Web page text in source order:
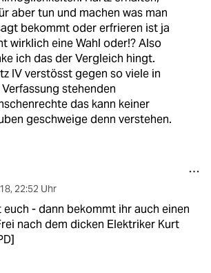
aber tun und machen was man
bekommt oder erfrieren ist ja
wirklich eine Wahl oder!? Also
ich das der Vergleich hingt.
IV verstösst gegen so viele in
stehenden
das kann keiner
geschweige denn verstehen.
, 22:52 Uhr
euch - dann bekommt ihr auch einen
nach dem dicken Elektriker Kurt